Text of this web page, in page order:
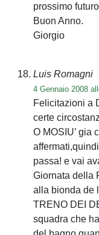
prossimo
Buon Anno.
Giorgio
Luis Romagni
4 Gennaio 2008
Felicitazioni a
certe
O MOSIU’ gia
passa! e vai
Giornata della
alla bionda de
TRENO DEI
squadra che